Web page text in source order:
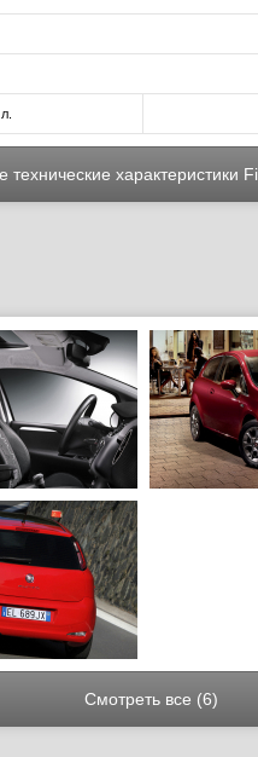
технические характеристики
Смотреть все (6)